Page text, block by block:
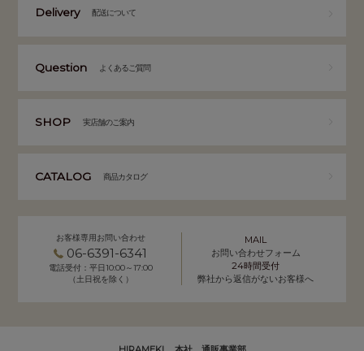
Delivery 配送について
Question よくあるご質問
SHOP 実店舗のご案内
CATALOG 商品カタログ
お客様専用お問い合わせ
06-6391-6341
電話受付：平日10:00～17:00
（土日祝を除く）
MAIL
お問い合わせフォーム
24時間受付
弊社から返信がないお客様へ